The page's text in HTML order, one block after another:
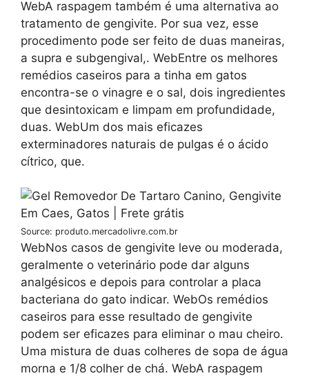
WebA raspagem também é uma alternativa ao
tratamento de gengivite. Por sua vez, esse
procedimento pode ser feito de duas maneiras,
a supra e subgengival,. WebEntre os melhores
remédios caseiros para a tinha em gatos
encontra-se o vinagre e o sal, dois ingredientes
que desintoxicam e limpam em profundidade,
duas. WebUm dos mais eficazes
exterminadores naturais de pulgas é o ácido
cítrico, que.
Source: produto.mercadolivre.com.br
WebNos casos de gengivite leve ou moderada,
geralmente o veterinário pode dar alguns
analgésicos e depois para controlar a placa
bacteriana do gato indicar. WebOs remédios
caseiros para esse resultado de gengivite
podem ser eficazes para eliminar o mau cheiro.
Uma mistura de duas colheres de sopa de água
morna e 1/8 colher de chá. WebA raspagem